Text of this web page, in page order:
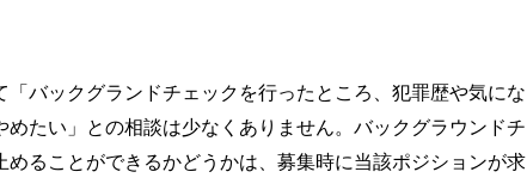
バックグランドチェックを行ったところ、犯罪歴や気にな
めたい」との相談は少なくありません。バックグラウンドチ
めることができるかどうかは、募集時に当該ポジションが求